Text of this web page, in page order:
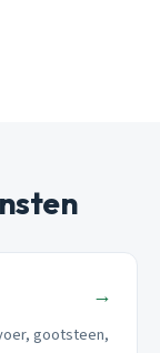
→
gootsteen,